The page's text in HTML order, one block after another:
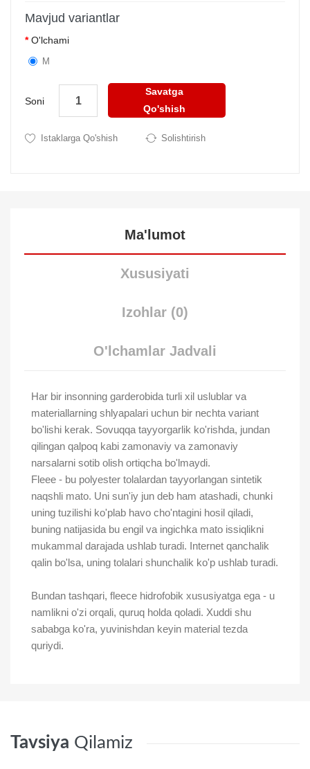
Mavjud variantlar
O'lchami
M
Soni
Savatga
Qo'shish
Istaklarga Qo'shish Solishtirish
Ma'lumot
Xususiyati
Izohlar (0)
O'lchamlar Jadvali
Har bir insonning garderobida turli xil uslublar va
materiallarning shlyapalari uchun bir nechta variant
bo'lishi kerak. Sovuqqa tayyorgarlik ko'rishda, jundan
qilingan qalpoq kabi zamonaviy va zamonaviy
narsalarni sotib olish ortiqcha bo'lmaydi.
Fleee - bu polyester tolalardan tayyorlangan sintetik
naqshli mato. Uni sun'iy jun deb ham atashadi, chunki
uning tuzilishi ko'plab havo cho'ntagini hosil qiladi,
buning natijasida bu engil va ingichka mato issiqlikni
mukammal darajada ushlab turadi. Internet qanchalik
qalin bo'lsa, uning tolalari shunchalik ko'p ushlab turadi.
Bundan tashqari, fleece hidrofobik xususiyatga ega - u
namlikni o'zi orqali, quruq holda qoladi. Xuddi shu
sababga ko'ra, yuvinishdan keyin material tezda
quriydi.
Tavsiya Qilamiz